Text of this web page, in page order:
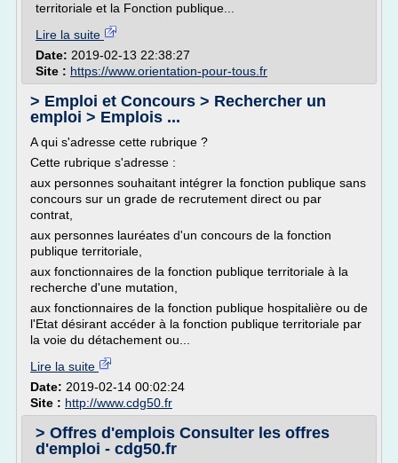
territoriale et la Fonction publique...
Lire la suite
Date: 2019-02-13 22:38:27
Site : https://www.orientation-pour-tous.fr
> Emploi et Concours > Rechercher un
emploi > Emplois ...
A qui s'adresse cette rubrique ?
Cette rubrique s'adresse :
aux personnes souhaitant intégrer la fonction publique sans
concours sur un grade de recrutement direct ou par
contrat,
aux personnes lauréates d'un concours de la fonction
publique territoriale,
aux fonctionnaires de la fonction publique territoriale à la
recherche d'une mutation,
aux fonctionnaires de la fonction publique hospitalière ou de
l'Etat désirant accéder à la fonction publique territoriale par
la voie du détachement ou...
Lire la suite
Date: 2019-02-14 00:02:24
Site : http://www.cdg50.fr
> Offres d'emplois Consulter les offres
d'emploi - cdg50.fr